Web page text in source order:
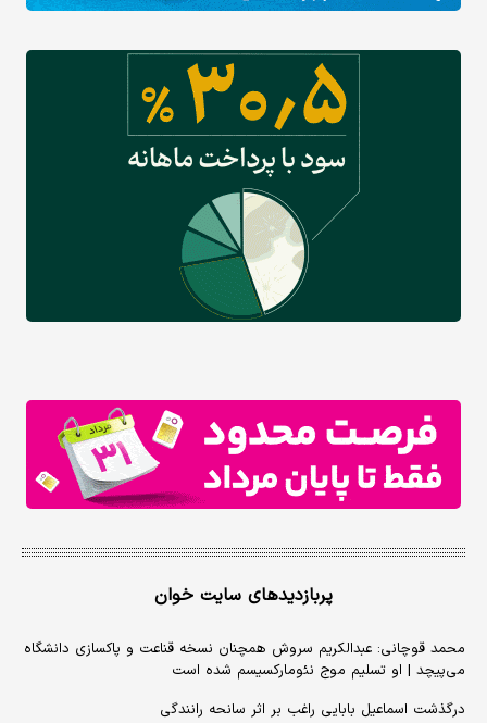
پربازدیدهای سایت خوان
محمد قوچانی: عبدالکریم سروش همچنان نسخه قناعت و پاکسازی دانشگاه
می‌پیچد | او تسلیم موج نئومارکسیسم شده است
درگذشت اسماعیل بابایی راغب بر اثر سانحه رانندگی